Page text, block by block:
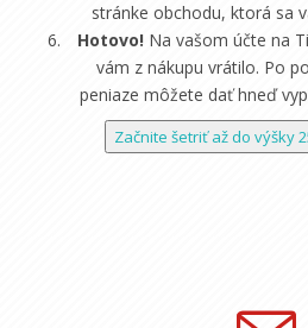
stránke obchodu, ktorá sa
Hotovo! Na vašom účte na
vám z nákupu vrátilo. Po
peniaze môžete dať hneď
Začnite šetriť až do výšky